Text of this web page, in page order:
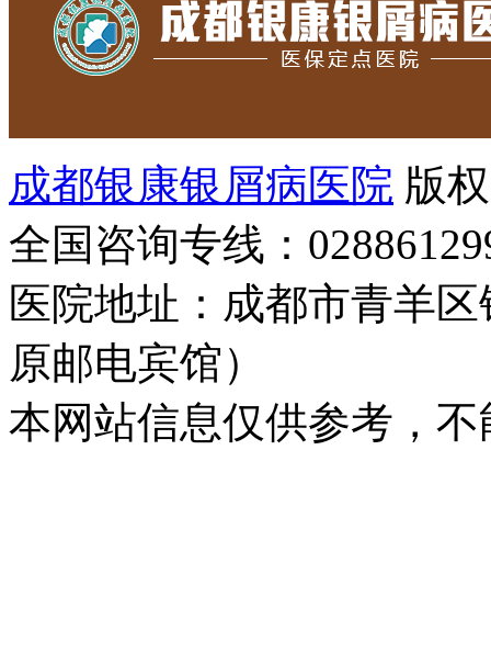
成都银康银屑病医院 版
全国咨询专线：
医院地址：成都市青羊
原邮电宾馆）
本网站信息仅供参考，